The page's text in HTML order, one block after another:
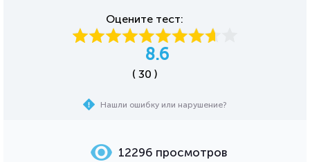
Оцените тест:
8.6
( 30 )
Нашли ошибку или нарушение?
12296 просмотров